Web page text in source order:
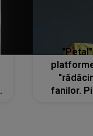
fanilor.